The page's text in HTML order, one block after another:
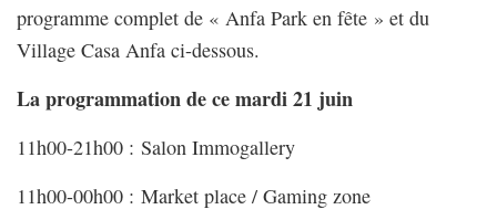
programme complet de « Anfa Park en fête » et du
Village Casa Anfa ci-dessous.
La programmation de ce mardi 21 juin
11h00-21h00 : Salon Immogallery
11h00-00h00 : Market place / Gaming zone